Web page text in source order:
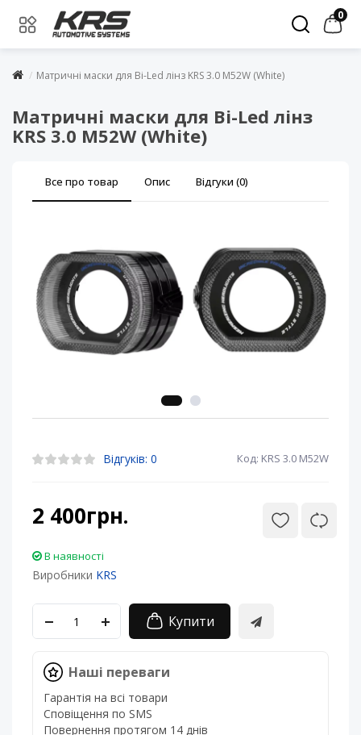
0
Матричні маски для Bi-Led лінз KRS 3.0 M52W (White)
Матричні маски для Bi-Led лінз
KRS 3.0 M52W (White)
Все про товар Опис Відгуки (0)
Відгуків: 0 Код: KRS 3.0 M52W
2 400грн.
В наявності
Виробники KRS
Купити
Наші переваги
Гарантія на всі товари
Сповіщення по SMS
Повернення протягом 14 днів